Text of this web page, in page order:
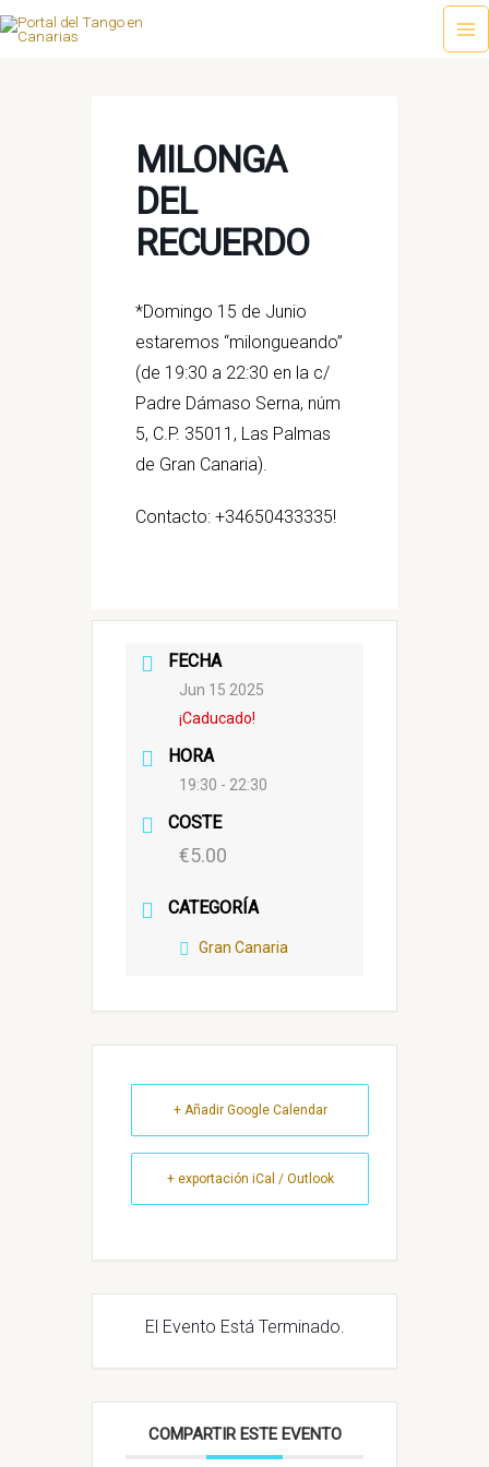
Ir
MILONGA
DEL
RECUERDO
*Domingo 15 de Junio
estaremos “milongueando”
(de 19:30 a 22:30 en la c/
Padre Dámaso Serna, núm
5, C.P. 35011, Las Palmas
de Gran Canaria).
Contacto: +34650433335!
FECHA
Jun 15 2025
¡Caducado!
HORA
19:30 - 22:30
COSTE
€5.00
CATEGORÍA
Gran Canaria
+ Añadir Google Calendar
+ exportación iCal / Outlook
El Evento Está Terminado.
COMPARTIR ESTE EVENTO